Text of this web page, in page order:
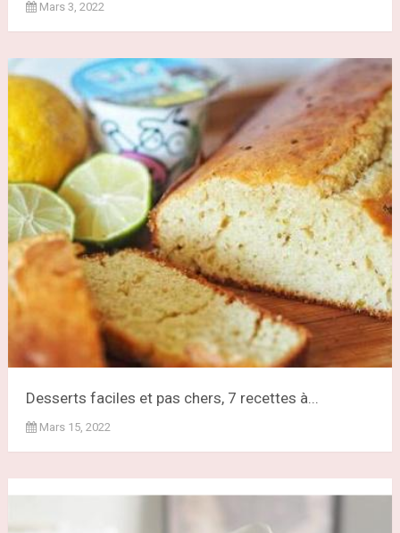
Mars 3, 2022
Desserts faciles et pas chers, 7 recettes à...
Mars 15, 2022